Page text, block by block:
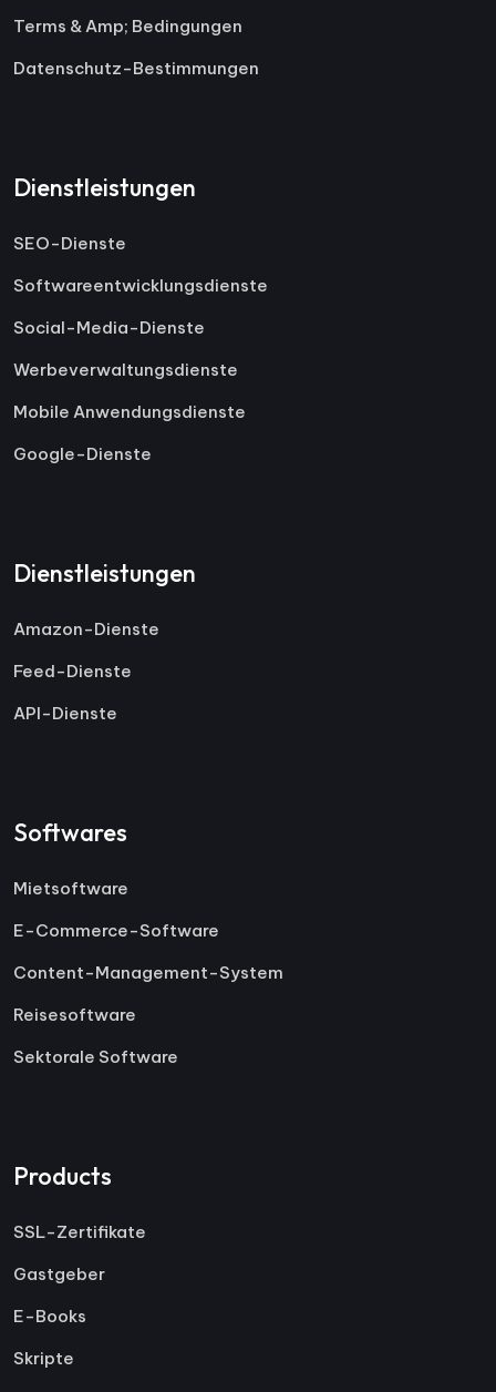
Terms & Amp; Bedingungen
Datenschutz-Bestimmungen
Dienstleistungen
SEO-Dienste
Softwareentwicklungsdienste
Social-Media-Dienste
Werbeverwaltungsdienste
Mobile Anwendungsdienste
Google-Dienste
Dienstleistungen
Amazon-Dienste
Feed-Dienste
API-Dienste
Softwares
Mietsoftware
E-Commerce-Software
Content-Management-System
Reisesoftware
Sektorale Software
Products
SSL-Zertifikate
Gastgeber
E-Books
Skripte